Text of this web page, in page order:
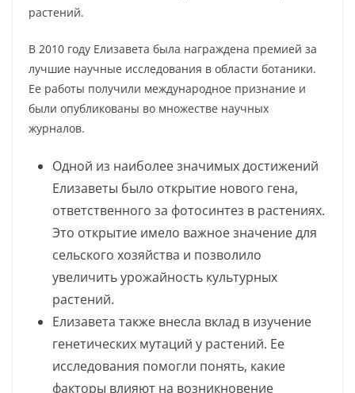
растений.
В 2010 году Елизавета была награждена премией за
лучшие научные исследования в области ботаники.
Ее работы получили международное признание и
были опубликованы во множестве научных
журналов.
Одной из наиболее значимых достижений
Елизаветы было открытие нового гена,
ответственного за фотосинтез в растениях.
Это открытие имело важное значение для
сельского хозяйства и позволило
увеличить урожайность культурных
растений.
Елизавета также внесла вклад в изучение
генетических мутаций у растений. Ее
исследования помогли понять, какие
факторы влияют на возникновение